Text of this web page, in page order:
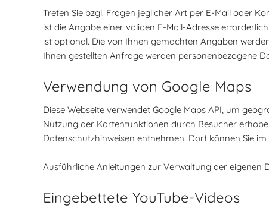
Treten Sie bzgl. Fragen jeglicher Art per E-Mail oder
ist die Angabe einer validen E-Mail-Adresse
ist optional. Die von Ihnen gemachten Angaben
Ihnen gestellten Anfrage werden personenbezogene
Verwendung von Google Maps
Diese Webseite verwendet Google Maps API, um
Nutzung der Kartenfunktionen durch Besucher
Datenschutzhinweisen entnehmen. Dort können Sie
Ausführliche Anleitungen zur Verwaltung der
Eingebettete YouTube-Videos